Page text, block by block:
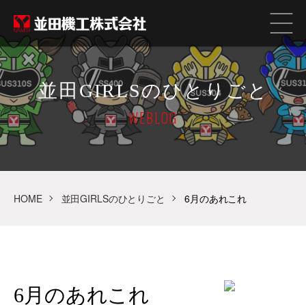
並田GIRLSのひとりごと
WEBLOG
HOME 並田GIRLSのひとりごと 6月のあれこれ
6月のあれこれ